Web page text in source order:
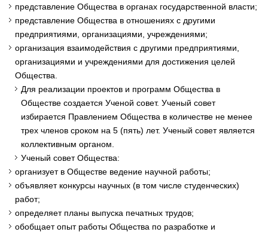
представление Общества в органах государственной власти;
представление Общества в отношениях с другими
предприятиями, организациями, учреждениями;
организация взаимодействия с другими предприятиями,
организациями и учреждениями для достижения целей
Общества.
Для реализации проектов и программ Общества в
Обществе создается Ученой совет. Ученый совет
избирается Правлением Общества в количестве не менее
трех членов сроком на 5 (пять) лет. Ученый совет является
коллективным органом.
Ученый совет Общества:
организует в Обществе ведение научной работы;
объявляет конкурсы научных (в том числе студенческих)
работ;
определяет планы выпуска печатных трудов;
обобщает опыт работы Общества по разработке и